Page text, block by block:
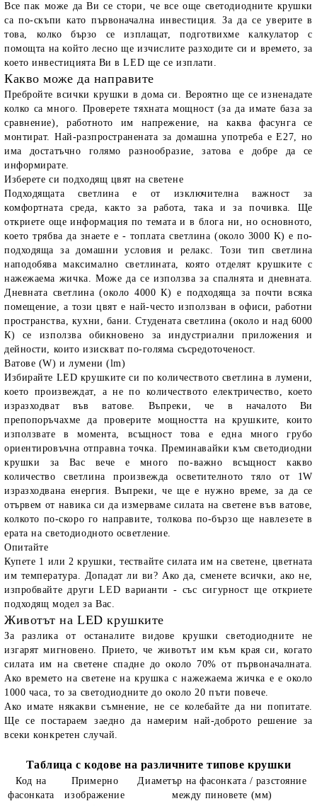
Все пак може да Ви се стори, че все още светодиодните крушки
са по-скъпи като първоначална инвестиция. За да се уверите в
това, колко бързо се изплащат, подготвихме калкулатор с
помощта на който лесно ще изчислите разходите си и времето, за
което инвестицията Ви в LED ще се изплати.
Какво може да направите
Пребройте всички крушки в дома си. Вероятно ще се изненадате
колко са много. Проверете тяхната мощност (за да имате база за
сравнение), работното им напрежение, на каква фасунга се
монтират. Най-разпространената за домашна употреба е E27, но
има достатъчно голямо разнообразие, затова е добре да се
информирате.
Изберете си подходящ цвят на светене
Подходящата светлина е от изключителна важност за
комфортната среда, както за работа, така и за почивка. Ще
откриете още информация по темата и в блога ни, но основното,
което трябва да знаете е - топлата светлина (около 3000 K) е по-
подходяща за домашни условия и релакс. Този тип светлина
наподобява максимално светлината, която отделят крушките с
нажежаема жичка. Може да се използва за спалнята и дневната.
Дневната светлина (около 4000 К) е подходяща за почти всяка
помещение, а този цвят е най-често използван в офиси, работни
пространства, кухни, бани. Студената светлина (около и над 6000
К) се използва обикновено за индустриални приложения и
дейности, които изискват по-голяма съсредоточеност.
Ватове (W) и лумени (lm)
Избирайте LED крушките си по количеството светлина в лумени,
което произвеждат, а не по количеството електричество, което
изразходват във ватове. Въпреки, че в началото Ви
препопоръчахме да проверите мощността на крушките, които
използвате в момента, всъщност това е една много грубо
ориентировъчна отправна точка. Преминавайки към светодиодни
крушки за Вас вече е много по-важно всъщност какво
количество светлина произвежда осветителното тяло от 1W
изразходвана енергия. Въпреки, че ще е нужно време, за да се
отървем от навика си да измерваме силата на светене във ватове,
колкото по-скоро го направите, толкова по-бързо ще навлезете в
ерата на светодиодното осветление.
Опитайте
Купете 1 или 2 крушки, тествайте силата им на светене, цветната
им температура. Допадат ли ви? Ако да, сменете всички, ако не,
изпробвайте други LED варианти - със сигурност ще откриете
подходящ модел за Вас.
Животът на LED крушките
За разлика от останалите видове крушки светодиодните не
изгарят мигновено. Прието, че животът им към края си, когато
силата им на светене спадне до около 70% от първоначалната.
Ако времето на светене на крушка с нажежаема жичка е е около
1000 часа, то за светодиодните до около 20 пъти повече.
Ако имате някакви съмнение, не се колебайте да ни попитате.
Ще се постараем заедно да намерим най-доброто решение за
всеки конкретен случай.
Таблица с кодове на различните типове крушки
Код на
фасонката
Примерно
изображение
Диаметър на фасонката / разстояние
между пиновете (мм)